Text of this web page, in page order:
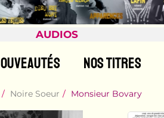
AUDIOS
NOS TITRES
Noire Soeur Monsieur Bovary